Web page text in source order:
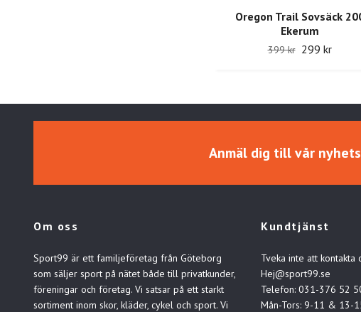
Oregon Trail Sovsäck
Ekerum
399 kr 299 kr
Anmäl dig till vår
Om oss
Sport99 är ett familjeföretag från Göteborg
som säljer sport på nätet både till privatkunder,
föreningar och företag. Vi satsar på ett starkt
sortiment inom skor, kläder, cykel och sport. Vi
Kundtjänst
Tveka inte att kontakta
Hej@sport99.se
Telefon: 031-376 52
Mån-Tors: 9-11 & 13-